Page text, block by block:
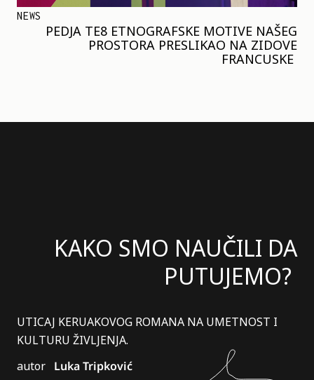
NEWS
PEDJA TE8 ETNOGRAFSKE MOTIVE NAŠEG
PROSTORA PRESLIKAO NA ZIDOVE
FRANCUSKE
KAKO SMO NAUČILI DA
PUTUJEMO?
UTICAJ KERUAKOVOG ROMANA NA UMETNOST I
KULTURU ŽIVLJENJA.
autor Luka Tripković